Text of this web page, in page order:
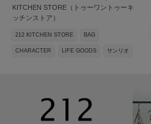
KITCHEN STORE（トゥーワントゥーキ
ッチンストア）
212 KITCHEN STORE BAG
CHARACTER LIFE GOODS サンリオ